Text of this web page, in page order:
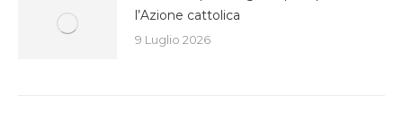
l’Azione cattolica
9 Luglio 2026